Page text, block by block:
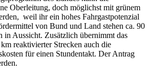
Oberleitung, doch möglichst mit grünem
weil ihr ein hohes Fahrgastpotenzial
von Bund und Land stehen ca. 90
in Aussicht. Zusätzlich übernimmt das
reaktivierter Strecken auch die
für einen Stundentakt. Der Antrag